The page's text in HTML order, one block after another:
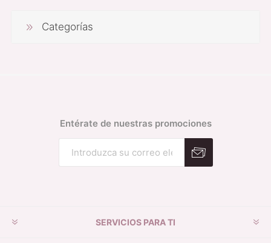
Categorías
Entérate de nuestras promociones
SERVICIOS PARA TI